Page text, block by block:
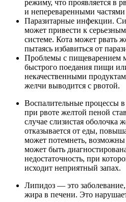
режиму, что проявляется в
и непереваренными
Паразитарные инфекции.
может привести к
системе. Кота может рвать
пытаясь избавиться от
Проблемы с пищеварением
быстрого поедания пищи
некачественными
желчи выводится с рвотой.
Воспалительные процессы
при рвоте желтой пеной
случае слизистая оболочка
отказывается от еды,
может потемнеть,
может быть
недостаточность, при
исходит неприятный запах.
Липидоз — это
жира в печени. Это